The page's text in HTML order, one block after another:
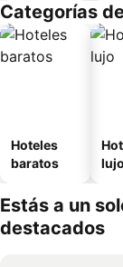
Categorías
Hoteles
baratos
lujo
Estás a un
destacados